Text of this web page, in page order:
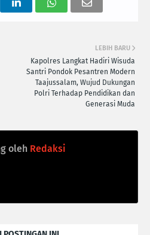
LEBIH BARU
Kapolres Langkat Hadiri Wisuda
Santri Pondok Pesantren Modern
Taajussalam, Wujud Dukungan
Polri Terhadap Pendidikan dan
Generasi Muda
oleh Redaksi